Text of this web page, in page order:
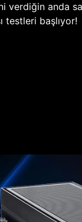
verdiğin anda
testleri başlıyor!